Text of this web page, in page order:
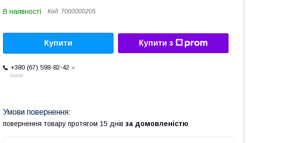
В наявності Код: 7000000205
Купити Купити з
+380 (67) 598-82-42
Інна
повернення товару протягом 15 днів за домовленістю